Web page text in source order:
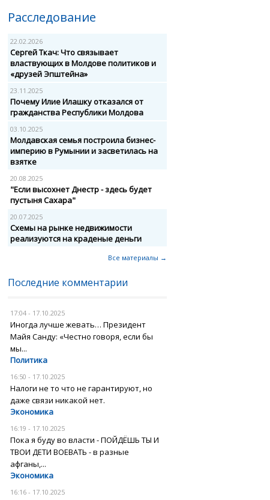
Расследование
22.02.2026
Сергей Ткач: Что связывает
властвующих в Молдове политиков и
«друзей Эпштейна»
23.11.2025
Почему Илие Илашку отказался от
гражданства Республики Молдова
03.10.2025
Молдавская семья построила бизнес-
империю в Румынии и засветилась на
взятке
20.08.2025
"Если высохнет Днестр - здесь будет
пустыня Сахара"
20.07.2025
Схемы на рынке недвижимости
реализуются на краденые деньги
Все материалы →
Последние комментарии
17:04 - 17.10.2025
Иногда лучше жевать… Президент
Майя Санду: «Честно говоря, если бы
мы...
Политика
16:50 - 17.10.2025
Налоги не то что не гарантируют, но
даже связи никакой нет.
Экономика
16:19 - 17.10.2025
Пока я буду во власти - ПОЙДЁШЬ ТЫ И
ТВОИ ДЕТИ ВОЕВАТЬ - в разные
афганы,...
Экономика
16:16 - 17.10.2025